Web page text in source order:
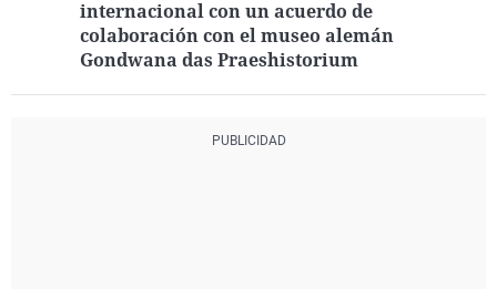
internacional con un acuerdo de
colaboración con el museo alemán
Gondwana das Praeshistorium